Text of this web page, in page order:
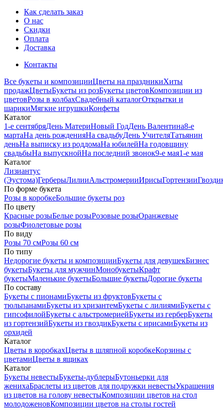
Как сделать заказ
О нас
Скидки
Оплата
Доставка
Контакты
Все букеты и композицииЦветы на праздникиХиты
продажЦветыБукеты из розБукеты цветовКомпозиции из
цветовРозы в колбахСвадебный каталогОткрытки и
шарикиМягкие игрушкиКонфеты
Каталог
1-е сентябряДень МатериНовый ГодДень Валентина8-е
мартаНа день рожденияНа свадьбуДень УчителяТатьянин
деньНа выписку из роддомаНа юбилейНа годовщину
свадьбыНа выпускнойНа последний звонок9-е мая1-е мая
Каталог
Лизиантус
(Эустома)ГерберыЛилииАльстромерииИрисыГортензии
По форме букета
Розы в коробкеБольшие букеты роз
По цвету
Красные розыБелые розыРозовые розыОранжевые
розыФиолетовые розы
По виду
Розы 70 смРозы 60 см
По типу
Недорогие букеты и композицииБукеты для девушекБизнес
букетыБукеты для мужчинМонобукетыКрафт
букетыМаленькие букетыБольшие букетыДорогие букеты
По составу
Букеты с пионамиБукеты из фруктовБукеты с
тюльпанамиБукеты из хризантемБукеты с лилиямиБукеты с
гипсофилойБукеты с альстромериейБукеты из герберБукеты
из гортензийБукеты из гвоздикБукеты с ирисамиБукеты из
орхидей
Каталог
Цветы в коробкахЦветы в шляпной коробкеКорзины с
цветамиЦветы в ящиках
Каталог
Букеты невестыБукеты-дублерыБутоньерки для
женихаБраслеты из цветов для подружки невестыУкрашения
из цветов на голову невестыКомпозиции цветов на стол
молодоженовКомпозиции цветов на столы гостей